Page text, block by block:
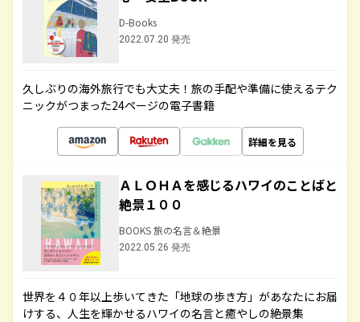
D-Books
2022.07.20 発売
久しぶりの海外旅行でも大丈夫！旅の手配や準備に使えるテク
ニックがつまった24ページの電子書籍
詳細を見る
ＡＬＯＨＡを感じるハワイのことばと
絶景１００
BOOKS 旅の名言＆絶景
2022.05.26 発売
世界を４０年以上歩いてきた「地球の歩き方」があなたにお届
けする、人生を輝かせるハワイの名言と癒やしの絶景集